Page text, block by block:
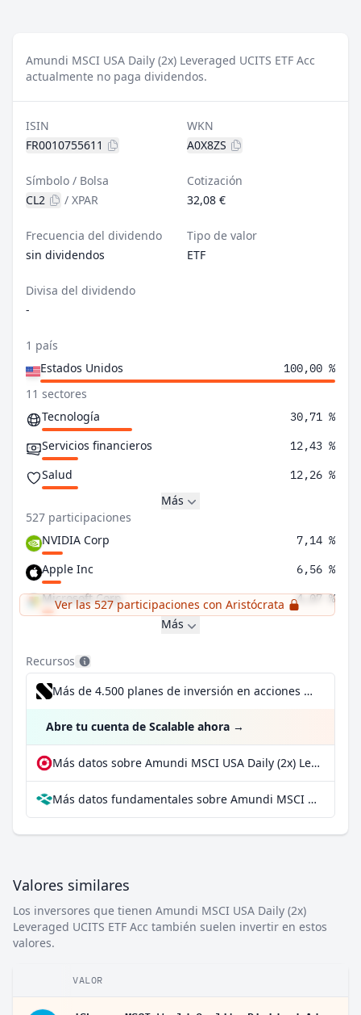
Amundi MSCI USA Daily (2x) Leveraged UCITS ETF Acc
actualmente no paga dividendos.
ISIN
FR0010755611
WKN
A0X8ZS
Símbolo / Bolsa
CL2
/ XPAR
Cotización
32,08 €
Frecuencia del dividendo
sin dividendos
Tipo de valor
ETF
Divisa del dividendo
-
1 país
Estados Unidos
100,00 %
11 sectores
Tecnología
30,71 %
Servicios financieros 12,43 %
Salud 12,26 %
Más
527 participaciones
NVIDIA Corp
7,14 %
Apple Inc 6,56 %
Microsoft Corp 4,07 %
Ver las 527 participaciones con Aristócrata
Más
Recursos
Más de 4.500 planes de inversión en acciones desde 1 €
Abre tu cuenta de Scalable ahora →
Más datos sobre Amundi MSCI USA Daily (2x) Leveraged UCITS ETF Acc en extraETF
Más datos fundamentales sobre Amundi MSCI USA Daily (2x) Leveraged UCITS ETF Acc en Parqet
Valores similares
Los inversores que tienen Amundi MSCI USA Daily (2x)
Leveraged UCITS ETF Acc también suelen invertir en estos
valores.
VALOR